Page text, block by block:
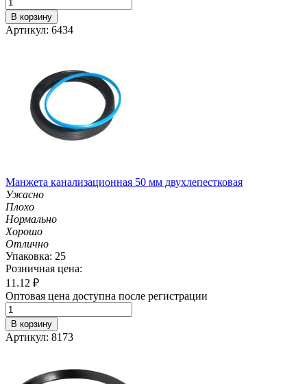
В корзину
Артикул: 6434
Манжета канализационная 50 мм двухлепестковая
Ужасно
Плохо
Нормально
Хорошо
Отлично
Упаковка: 25
Розничная цена:
11.12 ₽
Оптовая цена доступна после регистрации
В корзину
Артикул: 8173